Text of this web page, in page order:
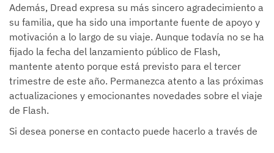
Además, Dread expresa su más sincero agradecimiento a
su familia, que ha sido una importante fuente de apoyo y
motivación a lo largo de su viaje. Aunque todavía no se ha
fijado la fecha del lanzamiento público de Flash,
mantente atento porque está previsto para el tercer
trimestre de este año. Permanezca atento a las próximas
actualizaciones y emocionantes novedades sobre el viaje
de Flash.
Si desea ponerse en contacto puede hacerlo a través de